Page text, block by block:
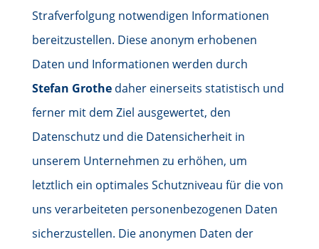
Strafverfolgung notwendigen Informationen
bereitzustellen. Diese anonym erhobenen
Daten und Informationen werden durch
Stefan Grothedaher einerseits statistisch und
ferner mit dem Ziel ausgewertet, den
Datenschutz und die Datensicherheit in
unserem Unternehmen zu erhöhen, um
letztlich ein optimales Schutzniveau für die von
uns verarbeiteten personenbezogenen Daten
sicherzustellen. Die anonymen Daten der